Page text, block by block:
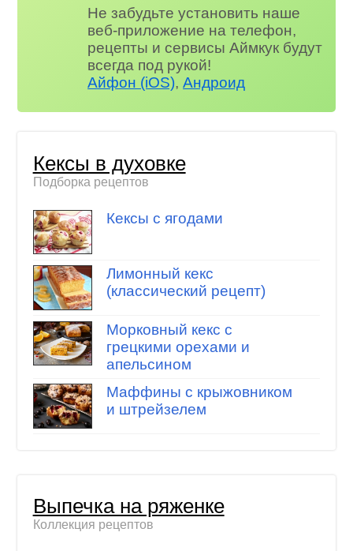
Не забудьте установить наше
веб-приложение на телефон,
рецепты и сервисы Аймкук будут
всегда под рукой!
Айфон (iOS),Андроид
Кексы в духовке
Подборка рецептов
Кексы с ягодами
Лимонный кекс
(классический рецепт)
Морковный кекс с
грецкими орехами и
апельсином
Маффины с крыжовником
и штрейзелем
Выпечка на ряженке
Коллекция рецептов